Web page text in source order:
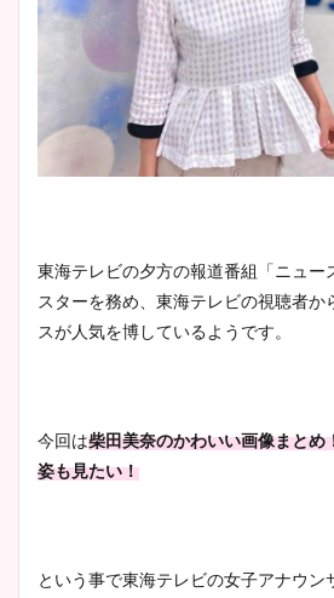
東海テレビの夕方の報道番組「ニュー
スターを務め、東海テレビの視聴者か
スが人気を博しているようです。
今回は柴田美奈のかわいい画像まとめ
姿も見たい！
という事で東海テレビの女子アナウン